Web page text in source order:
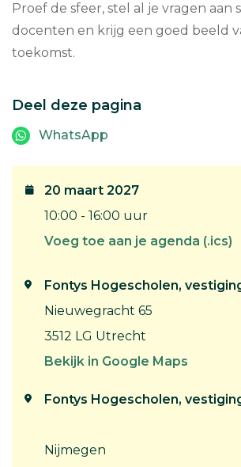
Proef de sfeer, stel al je vragen aan
docenten en krijg een goed beeld
toekomst.
Deel deze pagina
WhatsApp
20 maart 2027
10:00 - 16:00 uur
Voeg toe aan je agenda (.ics)
Fontys Hogescholen,
Nieuwegracht 65
3512 LG Utrecht
Bekijk in Google Maps
Fontys Hogescholen,
Nijmegen